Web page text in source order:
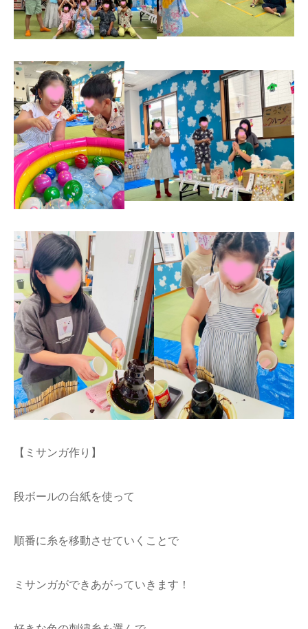
【ミサンガ作り】
段ボールの台紙を使って
順番に糸を移動させていくことで
ミサンガができあがっていきます！